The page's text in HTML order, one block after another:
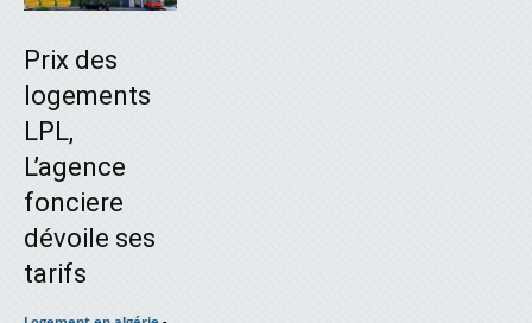
Prix des
logements
LPL,
L’agence
fonciere
dévoile ses
tarifs